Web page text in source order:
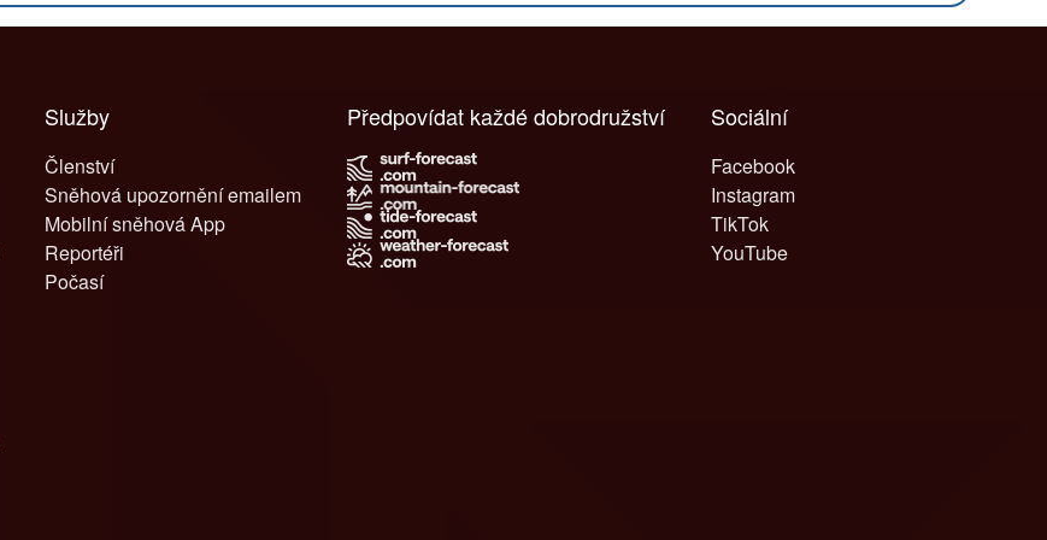
Služby
Členství
Sněhová upozornění emailem
Mobilní sněhová App
Reportéři
Počasí
Sociální
Facebook
Instagram
TikTok
YouTube
Předpovídat každé dobrodružství